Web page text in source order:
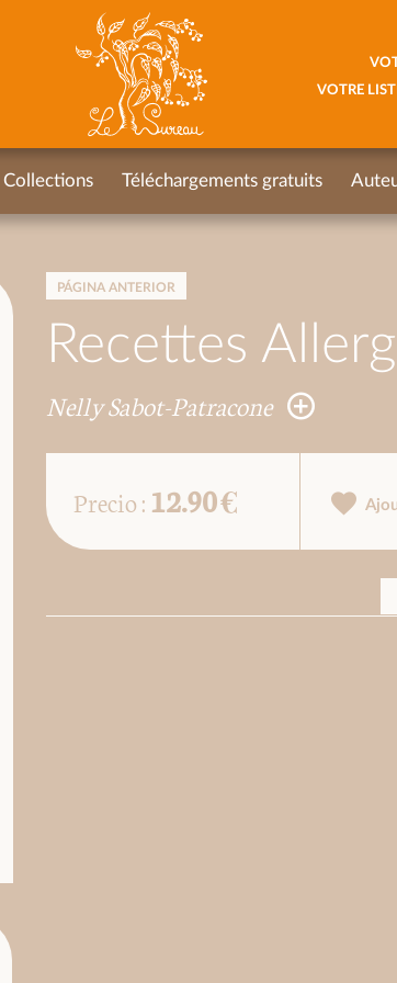
PÁGINA ANTERIOR
Recettes
Nelly Sabot-Patracone
Precio : 12.90 €
VOTRE
Collections Téléchargements gratuits